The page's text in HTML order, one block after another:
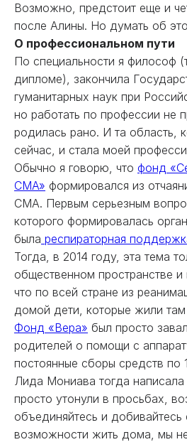
Возможно, предстоит еще и
после Алины. Но думать об
О профессиональном пути
По специальности я философ
дипломе), закончила
гуманитарных наук при
но работать по профессии не
родилась рано. И та область,
сейчас, и стала моей
Обычно я говорю, что фонд
СМА» формировался из
СМА. Первым серьезным
которого формировалась
была респираторная
Тогда, в 2014 году, эта тема
общественном пространстве
что по всей стране из
домой дети, которые жили там
Фонд «Вера» был просто
родителей о помощи с
постоянные сборы средств по
Лида Мониава тогда
просто утонули в просьбах,
объединяйтесь и добивайтесь
возможности жить дома, мы